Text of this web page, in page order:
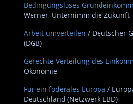
Bedingungsloses
Werner, Unternimm die Zukunft
Arbeit umverteilen / Deutscher
(DGB)
Gerechte Verteilung des
Ökonomie
Für ein föderales Europa /
Deutschland (Netzwerk EBD)